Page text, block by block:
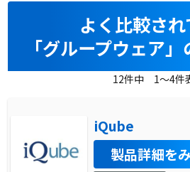
よく比較さ
「グループウェア
12件中 1～4件
iQube
製品詳細を